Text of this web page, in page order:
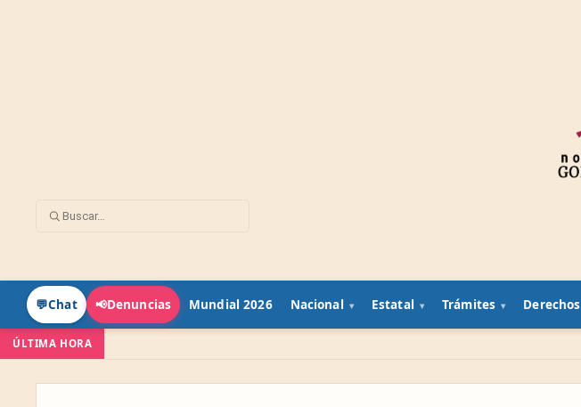
💬Chat 📢Denuncias Mundial 2026 Nacional Estatal Trámites Derechos
ÚLTIMA HORA